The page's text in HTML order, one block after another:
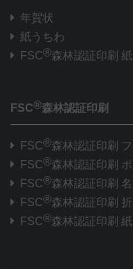
年賀状
紙うちわ
FSC®森林認証印刷
FSC®森林認証印刷
FSC®森林認証印刷
FSC®森林認証印刷
FSC®森林認証印刷
FSC®森林認証印刷
FSC®森林認証印刷